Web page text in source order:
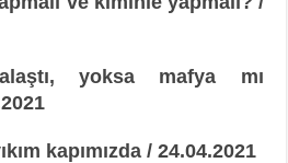
yoksa mafya mı
kapımızda / 24.04.2021